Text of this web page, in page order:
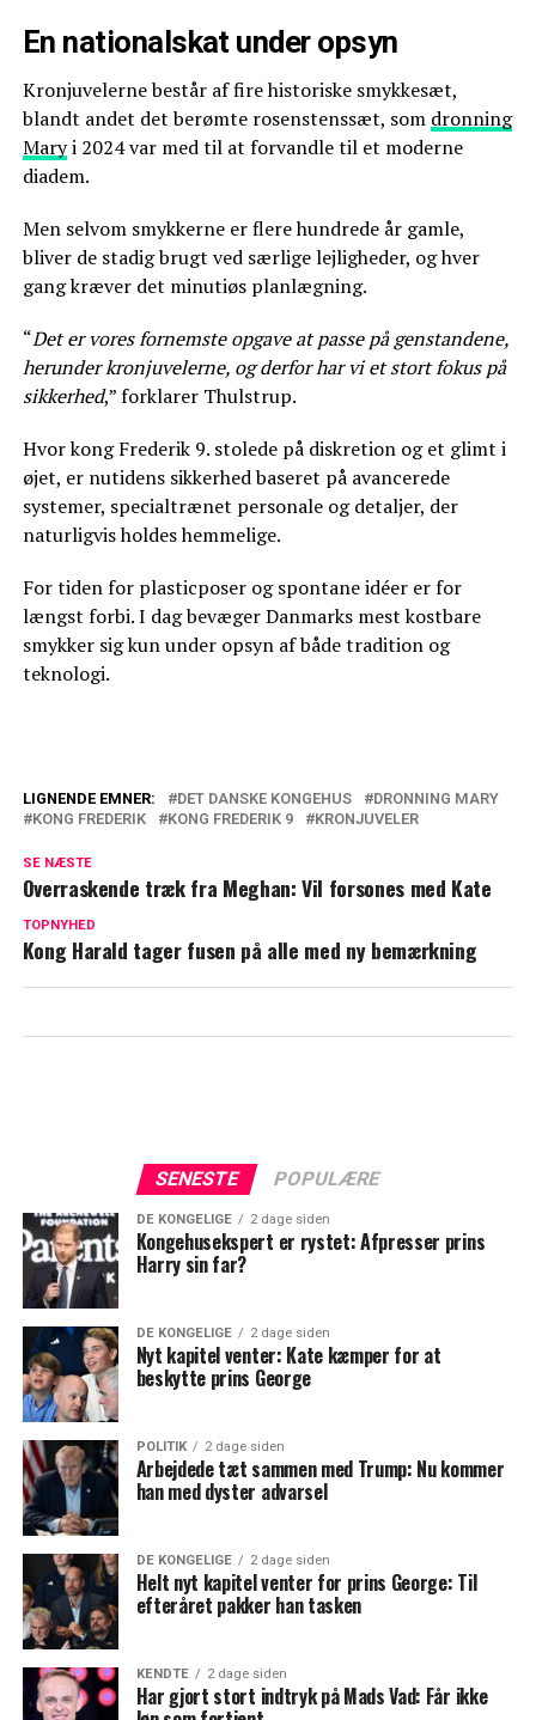
En nationalskat under opsyn
Kronjuvelerne består af fire historiske smykkesæt,
blandt andet det berømte rosenstenssæt, som dronning
Maryi 2024 var med til at forvandle til et moderne
diadem.
Men selvom smykkerne er flere hundrede år gamle,
bliver de stadig brugt ved særlige lejligheder, og hver
gang kræver det minutiøs planlægning.
“Det er vores fornemste opgave at passe på genstandene,
herunder kronjuvelerne, og derfor har vi et stort fokus på
sikkerhed,” forklarer Thulstrup.
Hvor kong Frederik 9. stolede på diskretion og et glimt i
øjet, er nutidens sikkerhed baseret på avancerede
systemer, specialtrænet personale og detaljer, der
naturligvis holdes hemmelige.
For tiden for plasticposer og spontane idéer er for
længst forbi. I dag bevæger Danmarks mest kostbare
smykker sig kun under opsyn af både tradition og
teknologi.
Kongefamilien på sommerferie: Hvad
Forlænger ferien – Nu træder mor i
LIGNENDE EMNER: DET DANSKE KONGEHUS
DRONNING MARY
KONG FREDERIK
KONG FREDERIK 9 KRONJUVELER
SE NÆSTE
Overraskende træk fra Meghan: Vil forsones med Kate
TOPNYHED
Kong Harald tager fusen på alle med ny bemærkning
SENESTE POPULÆRE
DE KONGELIGE 2 dage siden
Kongehusekspert er rystet: Afpresser prins
Harry sin far?
DE KONGELIGE 2 dage siden
Nyt kapitel venter: Kate kæmper for at
beskytte prins George
POLITIK 2 dage siden
Arbejdede tæt sammen med Trump: Nu kommer
han med dyster advarsel
DE KONGELIGE 2 dage siden
Helt nyt kapitel venter for prins George: Til
efteråret pakker han tasken
KENDTE 2 dage siden
Har gjort stort indtryk på Mads Vad: Får ikke